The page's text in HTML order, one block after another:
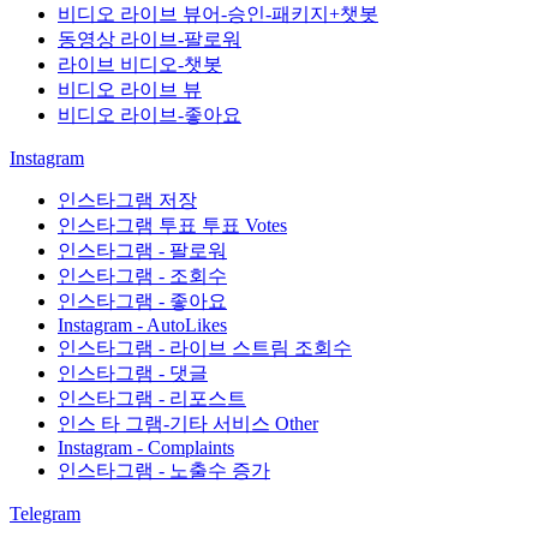
비디오 라이브 뷰어-승인-패키지+챗봇
동영상 라이브-팔로워
라이브 비디오-챗봇
비디오 라이브 뷰
비디오 라이브-좋아요
Instagram
인스타그램 저장
인스타그램 투표 투표 Votes
인스타그램 - 팔로워
인스타그램 - 조회수
인스타그램 - 좋아요
Instagram - AutoLikes
인스타그램 - 라이브 스트림 조회수
인스타그램 - 댓글
인스타그램 - 리포스트
인스 타 그램-기타 서비스 Other
Instagram - Complaints
인스타그램 - 노출수 증가
Telegram